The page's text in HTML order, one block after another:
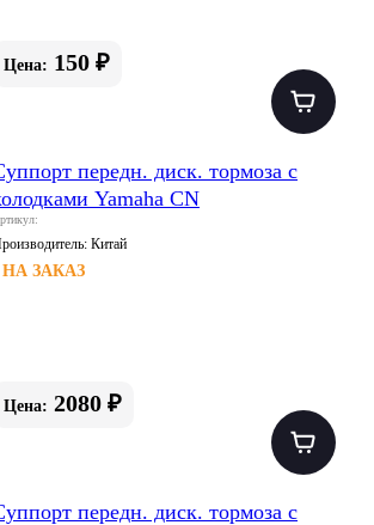
Цена: 150 ₽
передн. диск. тормоза с
Yamaha CN
Китай
НА ЗАКАЗ
Цена: 2080 ₽
передн. диск. тормоза с